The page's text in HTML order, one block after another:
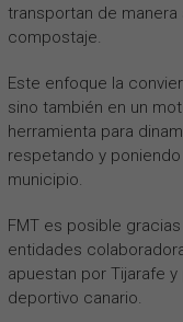
transportan de
compostaje.
Este enfoque la
sino también en un
herramienta para
respetando y
municipio.
FMT es posible
entidades
apuestan por Tijarafe
deportivo canario.